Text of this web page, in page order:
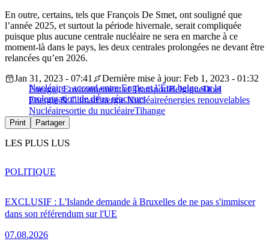
En outre, certains, tels que François De Smet, ont souligné que
l’année 2025, et surtout la période hivernale, serait compliquée
puisque plus aucune centrale nucléaire ne sera en marche à ce
moment-là dans le pays, les deux centrales prolongées ne devant être
relancées qu’en 2026.
Nucléaire : accord entre Engie et l’État belge sur la
prolongation de deux réacteurs
Jan 31, 2023 - 07:41
Dernière mise à jour: Feb 1, 2023 - 01:32
Energie, Environnement et TransportBelgiqueDoel
Energie & ClimatÉnergie Nucléaireénergies renouvelables
Nucléairesortie du nucléaireTihange
Print Partager
LES PLUS LUS
EXCLUSIF : L'Islande demande à Bruxelles de ne pas s'immiscer
dans son référendum sur l'UE
07.08.2026
POLITIQUE